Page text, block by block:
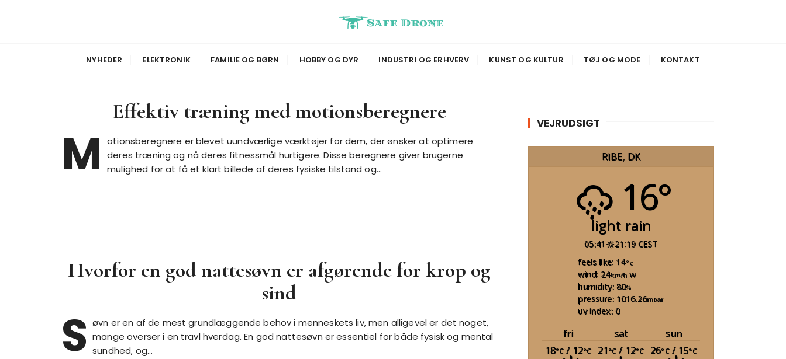
Safedrone
NYHEDER ELEKTRONIK FAMILIE OG BØRN HOBBY OG DYR INDUSTRI OG ERHVERV KUNST OG KULTUR TØJ OG MODE KONTAKT
Effektiv træning med motionsberegnere
M
otionsberegnere er blevet uundværlige værktøjer for dem, der ønsker at optimere
deres træning og nå deres fitnessmål hurtigere. Disse beregnere giver brugerne
mulighed for at få et klart billede af deres fysiske tilstand og…
Hvorfor en god nattesøvn er afgørende for krop og
sind
S øvn er en af de mest grundlæggende behov i menneskets liv, men alligevel er det noget,
mange overser i en travl hverdag. En god nattesøvn er essentiel for både fysisk og mental
sundhed, og…
VEJRUDSIGT
RIBE, DK
16°
light rain
05:41
21:19 CEST
feels like: 14°c
wind: 24km/h w
humidity: 80%
pressure: 1016.26mbar
uv index: 0
fri sat
sun
18°C / 12°C 21°C / 12°C 26°C/ 15°C